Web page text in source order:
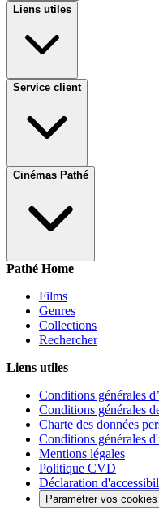
Liens utiles
Service client
Cinémas Pathé
Pathé Home
Films
Genres
Collections
Rechercher
Liens utiles
Conditions générales
Conditions générales
Charte des données
Conditions générales
Mentions légales
Politique CVD
Déclaration
Paramétrer vos cookies